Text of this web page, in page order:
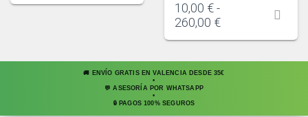
10,00 €-
260,00 €
🚚 ENVÍO GRATIS EN VALENCIA DESDE 35€
•
💬 ASESORÍA POR WHATSAPP
•
🔒 PAGOS 100% SEGUROS